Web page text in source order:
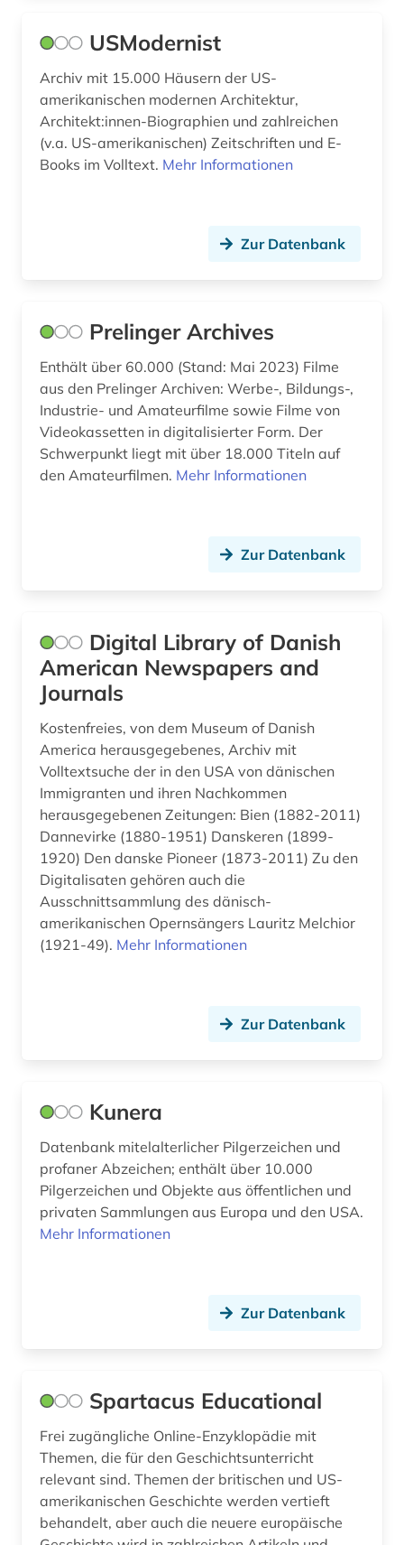
industriefilm (1)
informatik (1)
innenpolitik (1)
irland (2)
island (1)
italien (1)
java (1)
jonathan (1)
josephinische landesaufnahme (1)
juden (2)
judentum (1)
jugendliteratur (1)
justiz (1)
justizvollzugsanstalt (1)
kalifornien (3)
kalter krieg (1)
kanada (9)
karibik und latino studies (1)
kentucky (1)
kinderliteratur (1)
klimatechnik (2)
kolonialismus (6)
kommunikation (1)
kommunismus (1)
USModernist
Archiv mit 15.000 Häusern der US-
amerikanischen modernen Architektur,
Architekt:innen-Biographien und zahlreichen
(v.a. US-amerikanischen) Zeitschriften und E-
Books im Volltext. Mehr Informationen
Zur Datenbank
Prelinger Archives
Enthält über 60.000 (Stand: Mai 2023) Filme
aus den Prelinger Archiven: Werbe-, Bildungs-,
Industrie- und Amateurfilme sowie Filme von
Videokassetten in digitalisierter Form. Der
Schwerpunkt liegt mit über 18.000 Titeln auf
den Amateurfilmen. Mehr Informationen
Zur Datenbank
Digital Library of Danish
American Newspapers and
Journals
Kostenfreies, von dem Museum of Danish
America herausgegebenes, Archiv mit
Volltextsuche der in den USA von dänischen
Immigranten und ihren Nachkommen
herausgegebenen Zeitungen: Bien (1882-2011)
Dannevirke (1880-1951) Danskeren (1899-
1920) Den danske Pioneer (1873-2011) Zu den
Digitalisaten gehören auch die
Ausschnittsammlung des dänisch-
amerikanischen Opernsängers Lauritz Melchior
(1921-49). Mehr Informationen
Zur Datenbank
Kunera
Datenbank mitelalterlicher Pilgerzeichen und
profaner Abzeichen; enthält über 10.000
Pilgerzeichen und Objekte aus öffentlichen und
privaten Sammlungen aus Europa und den USA.
Mehr Informationen
Zur Datenbank
Spartacus Educational
Frei zugängliche Online-Enzyklopädie mit
Themen, die für den Geschichtsunterricht
relevant sind. Themen der britischen und US-
amerikanischen Geschichte werden vertieft
behandelt, aber auch die neuere europäische